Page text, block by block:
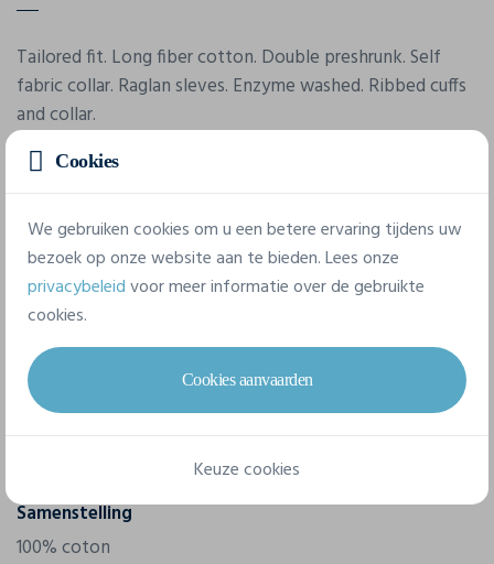
Tailored fit. Long fiber cotton. Double preshrunk. Self
fabric collar. Raglan sleves. Enzyme washed. Ribbed cuffs
and collar.
Eigenschappen
Merk
Tee Jays
Referentie
1170
Gram/m²
Samenstelling
100% coton
Cookies
We gebruiken cookies om u een betere ervaring tijdens uw
bezoek op onze website aan te bieden. Lees onze
privacybeleidvoor meer informatie over de gebruikte
cookies.
Cookies aanvaarden
Keuze cookies